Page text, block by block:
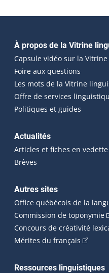
Navigation
À propos de la Vitrine
Capsule vidéo sur la
Foire aux questions
Les mots de la Vitrine
Offre de services
Politiques et guides
Actualités
Articles et fiches en vedette
Brèves
Autres sites
Office québécois de la
Commission de toponymie
Concours de créativité
Mérites du français (Cet
Ressources linguistiques